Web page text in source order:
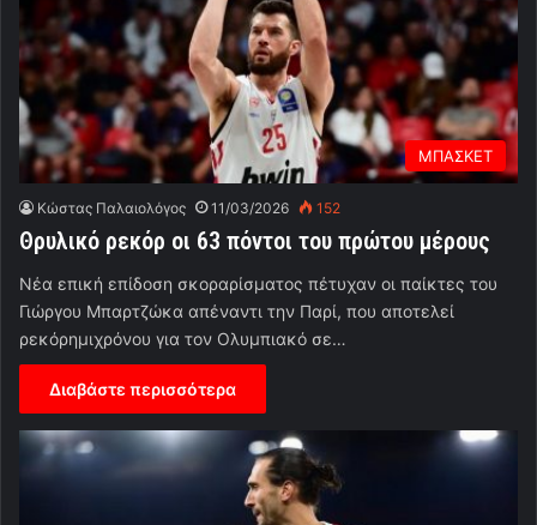
ΜΠΑΣΚΕΤ
Κώστας Παλαιολόγος 11/03/2026 152
Θρυλικό ρεκόρ οι 63 πόντοι του πρώτου μέρους
Νέα επική επίδοση σκοραρίσματος πέτυχαν οι παίκτες του
Γιώργου Μπαρτζώκα απέναντι την Παρί, που αποτελεί
ρεκόρημιχρόνου για τον Ολυμπιακό σε…
Διαβάστε περισσότερα